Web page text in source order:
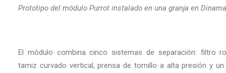
Prototipo del módulo Purrot instalado en una granja en
El módulo combina cinco sistemas de separación: filtro
tamiz curvado vertical, prensa de tornillo a alta presión y